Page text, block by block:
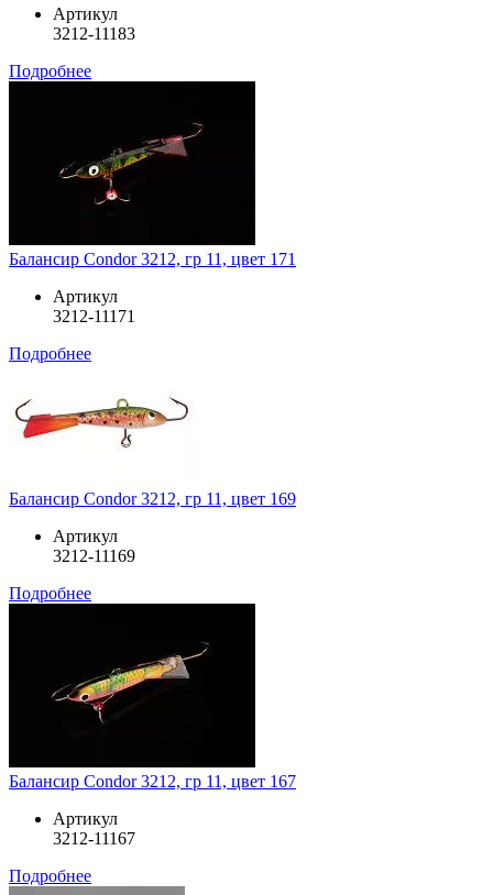
Артикул
3212-11183
Подробнее
Балансир Condor 3212, гр 11, цвет 171
Артикул
3212-11171
Подробнее
Балансир Condor 3212, гр 11, цвет 169
Артикул
3212-11169
Подробнее
Балансир Condor 3212, гр 11, цвет 167
Артикул
3212-11167
Подробнее